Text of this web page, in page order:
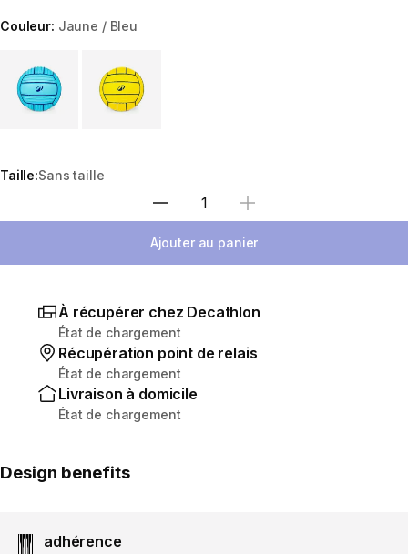
Couleur: Jaune / Bleu
Taille:Sans taille
Sélectionnez la quantité
Ajouter au panier
À récupérer chez Decathlon
État de chargement
Récupération point de relais
État de chargement
Livraison à domicile
État de chargement
Design benefits
adhérence